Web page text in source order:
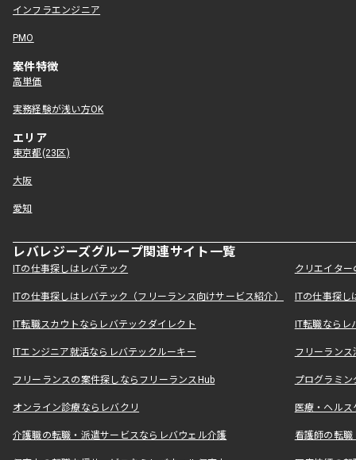
インフラエンジニア
PMO
案件特徴
高単価
実務経験が浅い方OK
エリア
東京都(23区)
大阪
愛知
レバレジーズグループ関連サイト一覧
ITの仕事探しはレバテック クリエイタ
ITの仕事探しはレバテック（フリーランス向けサービス紹介） ITの仕事探
IT転職スカウトならレバテックダイレクト IT転職なら
ITエンジニア就活ならレバテックルーキー フリーラン
フリーランスの案件探しならフリーランスHub プログラミ
オンライン診療ならレバクリ 医療・ヘル
介護職の転職・派遣サービスならレバウェル介護 看護師の転